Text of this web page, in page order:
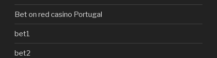
Bet on red casino Portugal
bet1
bet2